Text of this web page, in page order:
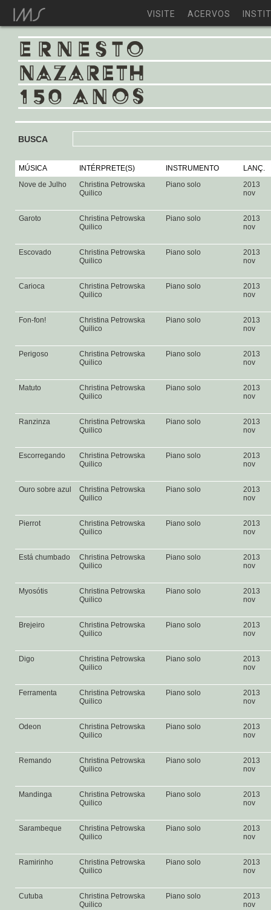
VISITE ACERVOS
BUSCA
MÚSICA INTÉRPRETE(S) INSTRUMENTO
LANÇ.
Nove de Julho
Christina Petrowska
Quilico
Piano solo
2013
nov
Garoto
Christina Petrowska
Quilico
Piano solo
2013
nov
Escovado
Christina Petrowska
Quilico
Piano solo
2013
nov
Carioca
Christina Petrowska
Quilico
Piano solo
2013
nov
Fon-fon!
Christina Petrowska
Quilico
Piano solo
2013
nov
Perigoso
Christina Petrowska
Quilico
Piano solo
2013
nov
Matuto
Christina Petrowska
Quilico
Piano solo
2013
nov
Ranzinza
Christina Petrowska
Quilico
Piano solo
2013
nov
Escorregando
Christina Petrowska
Quilico
Piano solo
2013
nov
Ouro sobre azul
Christina Petrowska
Quilico
Piano solo
2013
nov
Pierrot
Christina Petrowska
Quilico
Piano solo
2013
nov
Está chumbado
Christina Petrowska
Quilico
Piano solo
2013
nov
Myosótis
Christina Petrowska
Quilico
Piano solo
2013
nov
Brejeiro
Christina Petrowska
Quilico
Piano solo
2013
nov
Digo
Christina Petrowska
Quilico
Piano solo
2013
nov
Ferramenta
Christina Petrowska
Quilico
Piano solo
2013
nov
Odeon
Christina Petrowska
Quilico
Piano solo
2013
nov
Remando
Christina Petrowska
Quilico
Piano solo
2013
nov
Mandinga
Christina Petrowska
Quilico
Piano solo
2013
nov
Sarambeque
Christina Petrowska
Quilico
Piano solo
2013
nov
Ramirinho
Christina Petrowska
Quilico
Piano solo
2013
nov
Cutuba
Christina Petrowska
Quilico
Piano solo
2013
nov